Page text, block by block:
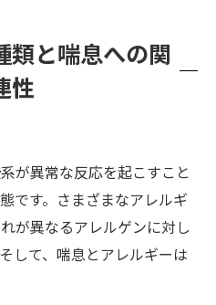
類と喘息への関
性
が異常な反応を起こすこと
です。さまざまなアレルギ
が異なるアレルゲンに対し
して、喘息とアレルギーは